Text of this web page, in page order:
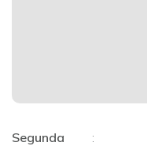
Segunda
: